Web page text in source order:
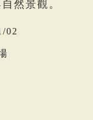
然景觀。
02